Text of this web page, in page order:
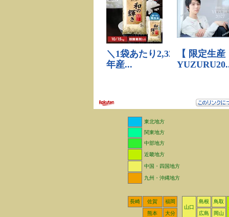
東北地方
関東地方
中部地方
近畿地方
中国・四国地方
九州・沖縄地方
長崎 佐賀
福岡
山口
島根
鳥取
熊本
大分 広島 岡山